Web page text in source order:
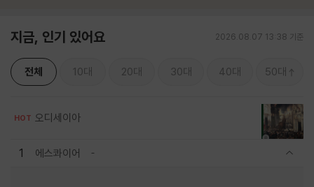
지금, 인기 있어요 2026.08.07 13:38 기준
전체 10대 20대 30대 40대 50대
HOT 오디세이아
1 에스콰이어